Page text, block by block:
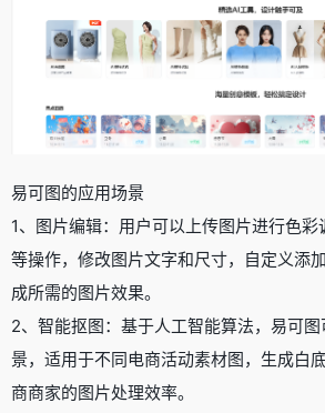
易可图的应用场景
​1、图片编辑：用户可以上传图片进行色
等操作，修改图片文字和尺寸，自定义添
成所需的图片效果。
​2、智能抠图：基于人工智能算法，易可
景，适用于不同电商活动素材图，生成白
商商家的图片处理效率。